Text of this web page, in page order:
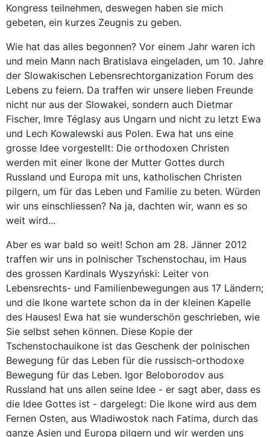
Kongress teilnehmen, deswegen haben sie mich
gebeten, ein kurzes Zeugnis zu geben.
Wie hat das alles begonnen? Vor einem Jahr waren ich
und mein Mann nach Bratislava eingeladen, um 10. Jahre
der Slowakischen Lebensrechtorganization Forum des
Lebens zu feiern. Da traffen wir unsere lieben Freunde
nicht nur aus der Slowakei, sondern auch Dietmar
Fischer, Imre Téglasy aus Ungarn und nicht zu letzt Ewa
und Lech Kowalewski aus Polen. Ewa hat uns eine
grosse Idee vorgestellt: Die orthodoxen Christen
werden mit einer Ikone der Mutter Gottes durch
Russland und Europa mit uns, katholischen Christen
pilgern, um für das Leben und Familie zu beten. Würden
wir uns einschliessen? Na ja, dachten wir, wann es so
weit wird...
Aber es war bald so weit! Schon am 28. Jänner 2012
traffen wir uns in polnischer Tschenstochau, im Haus
des grossen Kardinals Wyszyński: Leiter von
Lebensrechts- und Familienbewegungen aus 17 Ländern;
und die Ikone wartete schon da in der kleinen Kapelle
des Hauses! Ewa hat sie wunderschön geschrieben, wie
Sie selbst sehen können. Diese Kopie der
Tschenstochauikone ist das Geschenk der polnischen
Bewegung für das Leben für die russisch-orthodoxe
Bewegung für das Leben. Igor Beloborodov aus
Russland hat uns allen seine Idee - er sagt aber, dass es
die Idee Gottes ist - dargelegt: Die Ikone wird aus dem
Fernen Osten, aus Wladiwostok nach Fatima, durch das
ganze Asien und Europa pilgern und wir werden uns